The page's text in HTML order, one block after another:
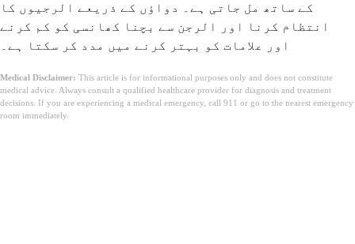
کے ساتھ مل جاتی ہے۔ دواؤں کے ذریعے الرجیوں کا
انتظام کرنا اور الرجن سے بچنا کھانسی کو کم کرنے
اور علامات کو بہتر کرنے میں مدد کر سکتا ہے۔
Medical Disclaimer: This article is for informational purposes only and does not constitute
medical advice. Always consult a qualified healthcare provider for diagnosis and treatment
decisions. If you are experiencing a medical emergency, call 911 or go to the nearest emergency
room immediately.